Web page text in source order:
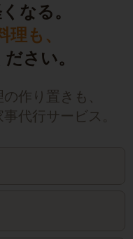
なる。
理も、
さい。
作り置きも、
代行サービス。